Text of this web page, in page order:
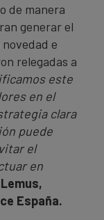
de manera
generar el
e
relegadas a
este
en el
clara
puede
el
en
España.